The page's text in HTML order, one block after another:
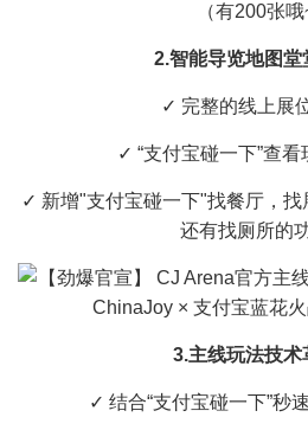
（有200张哦
2.智能导览地图堂
✓ 完整的线上展
✓ “支付宝碰一下”查
✓ 新增"支付宝碰一下"找餐厅，
还有找厕所的
3.主线玩法技术
✓ 结合“支付宝碰一下”秒